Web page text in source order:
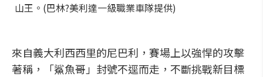
山王。(巴林?美利達一級職業車隊提供)
來自義大利西西里的尼巴利，賽場上以強悍的攻擊
著稱，「鯊魚哥」封號不逕而走，不斷挑戰新目標